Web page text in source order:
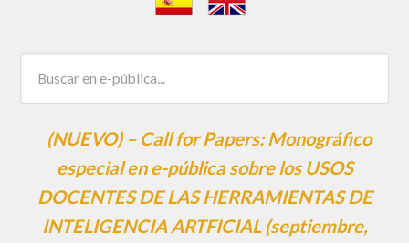
(NUEVO) – Call for Papers: Monográfico
especial en e-pública sobre los USOS
DOCENTES DE LAS HERRAMIENTAS DE
INTELIGENCIA ARTFICIAL (septiembre,